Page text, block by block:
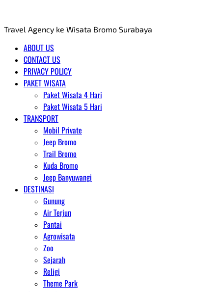
Travel Agency ke Wisata Bromo Surabaya
ABOUT US
CONTACT US
PRIVACY POLICY
PAKET WISATA
Paket Wisata 4 Hari
Paket Wisata 5 Hari
TRANSPORT
Mobil Private
Jeep Bromo
Trail Bromo
Kuda Bromo
Jeep Banyuwangi
DESTINASI
Gunung
Air Terjun
Pantai
Agrowisata
Zoo
Sejarah
Religi
Theme Park